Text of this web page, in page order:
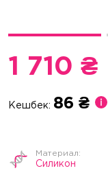
1 710 ₴
Кешбек: 86 ₴
Силикон